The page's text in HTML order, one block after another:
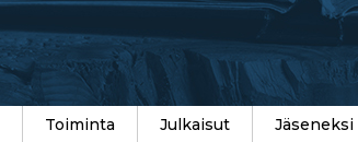
Toiminta Julkaisut Jäseneksi